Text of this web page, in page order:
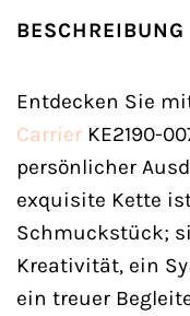
BESCHREIBUNG
Entdecken Sie
Carrier KE2190-
persönlicher
exquisite Kette
Schmuckstück;
Kreativität, ein
ein treuer